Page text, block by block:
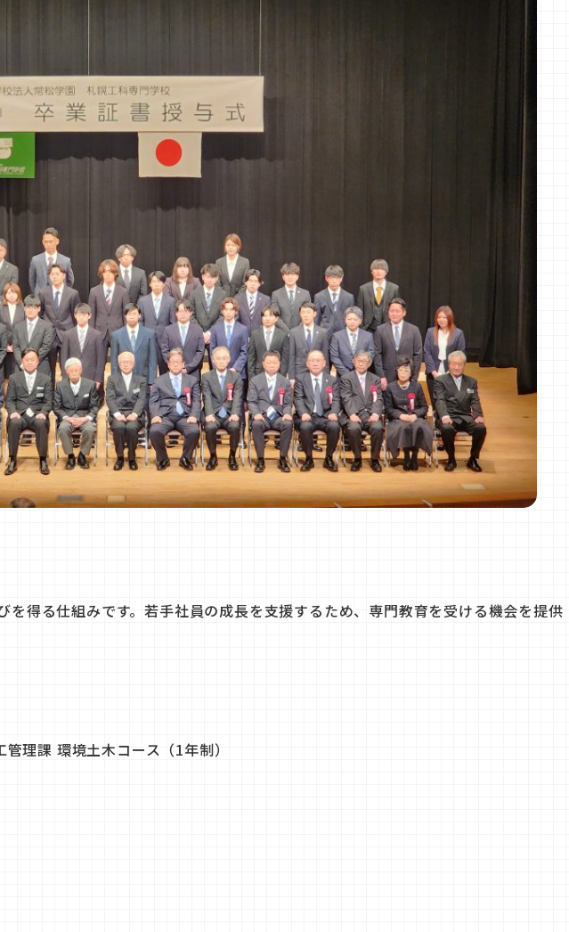
得る仕組みです。若手社員の成長を支援するため、専門教育を受ける機会を提供
理課 環境土木コース（1年制）